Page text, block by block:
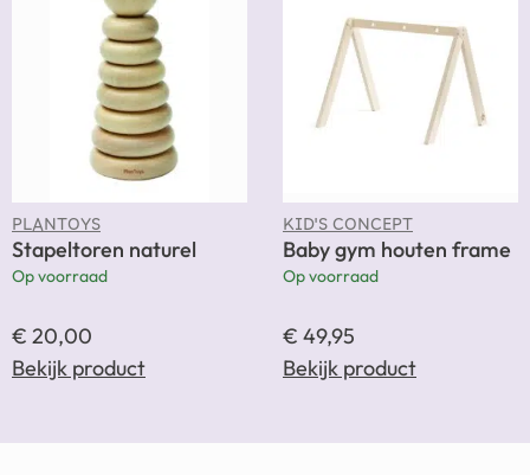
PLANTOYS
Stapeltoren naturel
Op voorraad
€ 20,00
Bekijk product
KID'S CONCEPT
Baby gym houten frame
Op voorraad
€ 49,95
Bekijk product